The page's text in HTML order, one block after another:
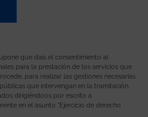
que dais el consentimiento al
para la prestación de los servicios que
para realizar las gestiones necesarias
que intervengan en la tramitación.
dirigiéndoos por escrito a
en el asunto “Ejercicio de derecho